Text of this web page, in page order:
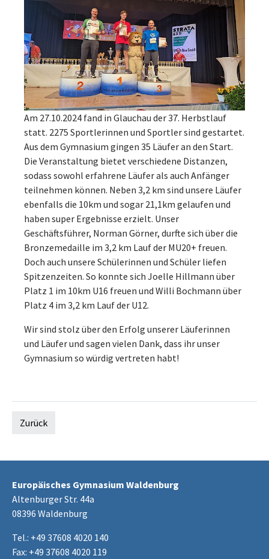
Am 27.10.2024 fand in Glauchau der 37. Herbstlauf
statt. 2275 Sportlerinnen und Sportler sind gestartet.
Aus dem Gymnasium gingen 35 Läufer an den Start.
Die Veranstaltung bietet verschiedene Distanzen,
sodass sowohl erfahrene Läufer als auch Anfänger
teilnehmen können. Neben 3,2 km sind unsere Läufer
ebenfalls die 10km und sogar 21,1km gelaufen und
haben super Ergebnisse erzielt. Unser
Geschäftsführer, Norman Görner, durfte sich über die
Bronzemedaille im 3,2 km Lauf der MU20+ freuen.
Doch auch unsere Schülerinnen und Schüler liefen
Spitzenzeiten. So konnte sich Joelle Hillmann über
Platz 1 im 10km U16 freuen und Willi Bochmann über
Platz 4 im 3,2 km Lauf der U12.
Wir sind stolz über den Erfolg unserer Läuferinnen
und Läufer und sagen vielen Dank, dass ihr unser
Gymnasium so würdig vertreten habt!
Zurück
Europäisches Gymnasium Waldenburg
Altenburger Str. 44a
08396 Waldenburg
Tel.: +49 37608 4020 140
Fax: +49 37608 4020 119